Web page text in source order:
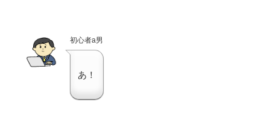
初心者a男
あ！